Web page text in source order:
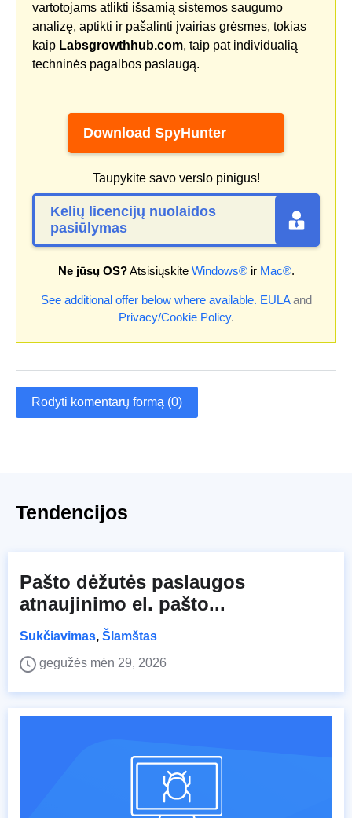
vartotojams atlikti išsamią sistemos saugumo
analizę, aptikti ir pašalinti įvairias grėsmes, tokias
kaip Labsgrowthhub.com, taip pat individualią
techninės pagalbos paslaugą.
Download SpyHunter
Taupykite savo verslo pinigus!
Kelių licencijų nuolaidos
pasiūlymas
Ne jūsų OS?Atsisiųskite Windows®ir Mac®.
See additional offer below where available. EULAand
Privacy/Cookie Policy.
Rodyti komentarų formą (0)
Tendencijos
Pašto dėžutės paslaugos
atnaujinimo el. pašto...
Sukčiavimas, Šlamštas
gegužės mėn 29, 2026